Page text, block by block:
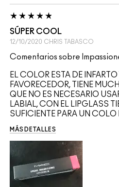
SÚPER COOL
12/10/2020 CHRIS TABASCO
Comentarios sobre
EL COLOR ESTA DE INFARTO
FAVORECEDOR, TIENE
QUE NO ES NECESARIO
LABIAL, CON EL LIPGLASS
SUFICIENTE PARA UN COLO
MÁS DETALLES